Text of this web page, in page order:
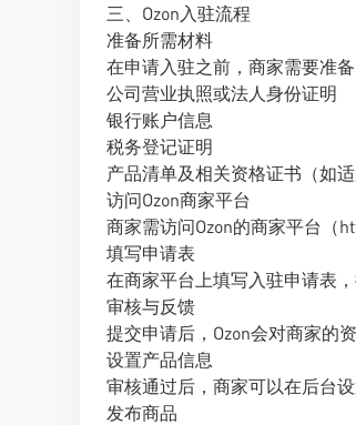
三、Ozon入驻流程
准备所需材料
在申请入驻之前，商家需要准备
公司营业执照或法人身份证明
银行账户信息
税务登记证明
产品清单及相关资格证书（如适
访问Ozon商家平台
商家需访问Ozon的商家平台（
填写申请表
在商家平台上填写入驻申请表
审核与反馈
提交申请后，Ozon会对商家的
设置产品信息
审核通过后，商家可以在后台
发布商品